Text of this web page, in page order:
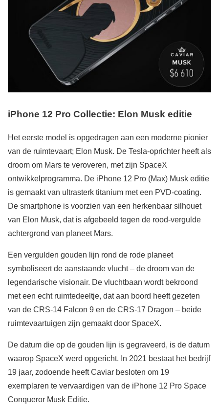
iPhone 12 Pro Collectie: Elon Musk editie
Het eerste model is opgedragen aan een moderne pionier
van de ruimtevaart; Elon Musk. De Tesla-oprichter heeft als
droom om Mars te veroveren, met zijn SpaceX
ontwikkelprogramma. De iPhone 12 Pro (Max) Musk editie
is gemaakt van ultrasterk titanium met een PVD-coating.
De smartphone is voorzien van een herkenbaar silhouet
van Elon Musk, dat is afgebeeld tegen de rood-vergulde
achtergrond van planeet Mars.
Een vergulden gouden lijn rond de rode planeet
symboliseert de aanstaande vlucht – de droom van de
legendarische visionair. De vluchtbaan wordt bekroond
met een echt ruimtedeeltje, dat aan boord heeft gezeten
van de CRS-14 Falcon 9 en de CRS-17 Dragon – beide
ruimtevaartuigen zijn gemaakt door SpaceX.
De datum die op de gouden lijn is gegraveerd, is de datum
waarop SpaceX werd opgericht. In 2021 bestaat het bedrijf
19 jaar, zodoende heeft Caviar besloten om 19
exemplaren te vervaardigen van de iPhone 12 Pro Space
Conqueror Musk Editie.